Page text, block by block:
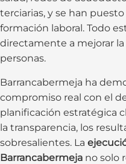
terciarias, y se han
formación laboral. Todo
directamente a mejorar
personas.
Barrancabermeja ha
compromiso real con el
planificación estratégica
la transparencia, los
sobresalientes. La
Barrancabermeja no solo